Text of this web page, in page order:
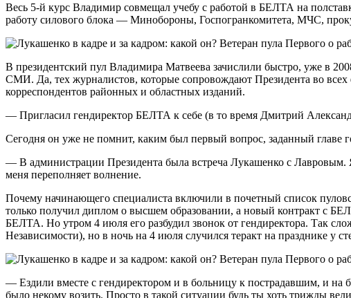
Весь 5-й курс Владимир совмещал учебу с работой в БЕЛТА на
работу силового блока — Минобороны, Госпогранкомитета, МЧС,
В президентский пул Владимира Матвеева зачислили быстро, уже в
СМИ. Да, тех журналистов, которые сопровождают Президента во
корреспондентов районных и областных изданий.
— Пригласил гендиректор БЕЛТА к себе (в то время Дмитрий
Сегодня он уже не помнит, каким был первый вопрос, заданный главе
— В администрации Президента была встреча Лукашенко с Лавровым.
меня переполняет волнение.
Почему начинающего специалиста включили в почетный список
только получил диплом о высшем образовании, а новый контракт с
БЕЛТА. Но утром 4 июля его разбудил звонок от гендиректора. Так
Независимости), но в ночь на 4 июля случился теракт на празднике
— Ездили вместе с гендиректором и в больницу к пострадавшим, и
было некому возить. Просто в такой ситуации будь ты хоть трижды